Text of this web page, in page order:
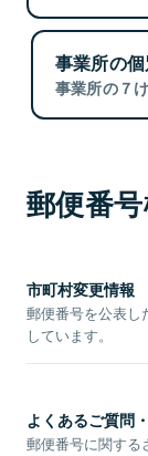
事業所の
事業所の７
郵便番
市町村変更情報
郵便番号を公表し
しています。
よくあるご質問
郵便番号に関する